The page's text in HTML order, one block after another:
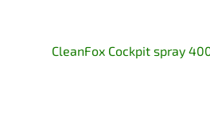
CleanFox Cockpit spray